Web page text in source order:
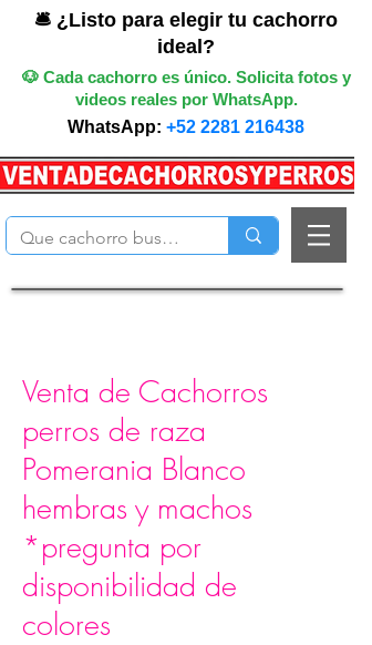
🛎️ ¿Listo para elegir tu cachorro
ideal?
🐶 Cada cachorro es único. Solicita fotos y
videos reales por WhatsApp.
WhatsApp: +52 2281 216438
Venta de Cachorros
perros de raza
Pomerania Blanco
hembras y machos
*pregunta por
disponibilidad de
colores